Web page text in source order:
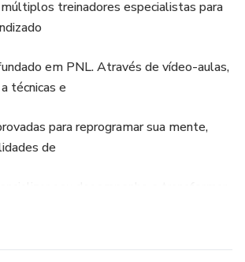
treinadores especialistas para
em PNL. Através de vídeo-aulas,
técnicas e
para reprogramar sua mente,
de
áreas